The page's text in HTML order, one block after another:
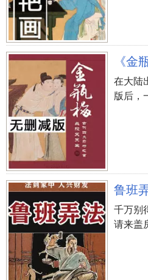
以除旧布新、迎禧接福、拜
体内容，方式多种多样，含
凝聚力着华夏文明的文化艺
俗话说得好“好命比不上
惟一能好好地掌握的就是自
福天有不测风云，快应用。
尽认识自己的运程吧！
《金
在大陆
版后，
鲁班
千万别
请来盖